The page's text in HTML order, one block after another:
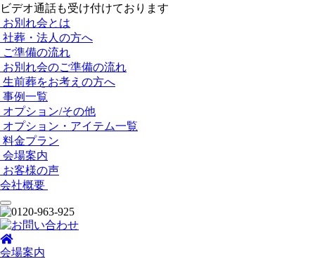
ビデオ通話も受け付けております
お別れ会とは
社葬・法人の方へ
ご準備の流れ
お別れ会のご準備の流れ
生前葬をお考えの方へ
事例一覧
オプション/その他
オプション・アイテム一覧
料金プラン
会場案内
お客様の声
会社概要
会場案内